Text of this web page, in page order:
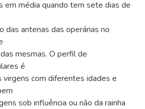
em média quando tem sete dias de
das antenas das operárias no
mesmas. O perfil de
é
com diferentes idades e
sob influência ou não da rainha